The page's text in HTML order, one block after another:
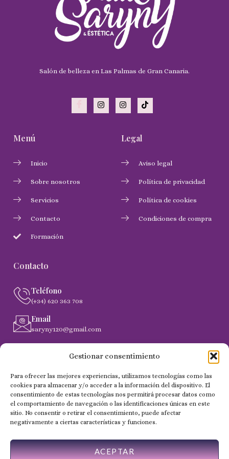
Gestionar consentimiento
Para ofrecer las mejores experiencias, utilizamos tecnologías como las
cookies para almacenar y/o acceder a la información del dispositivo. El
consentimiento de estas tecnologías nos permitirá procesar datos como
el comportamiento de navegación o las identificaciones únicas en este
sitio. No consentir o retirar el consentimiento, puede afectar
negativamente a ciertas características y funciones.
ACEPTAR
Salón de belleza en Las Palmas de Gran Canaria.
Menú
Inicio
Sobre nosotros
Servicios
Contacto
Formación
Legal
Aviso legal
Política de privacidad
Política de cookies
Condiciones de compra
Contacto
Teléfono
(+34) 620 363 708
Email
saryny120@gmail.com
Dirección
C. Gobernador Marín Acuña, 53, (35014) Las Palmas de
Copyright 2024 © Todos los derechos reservados - NailSaryny